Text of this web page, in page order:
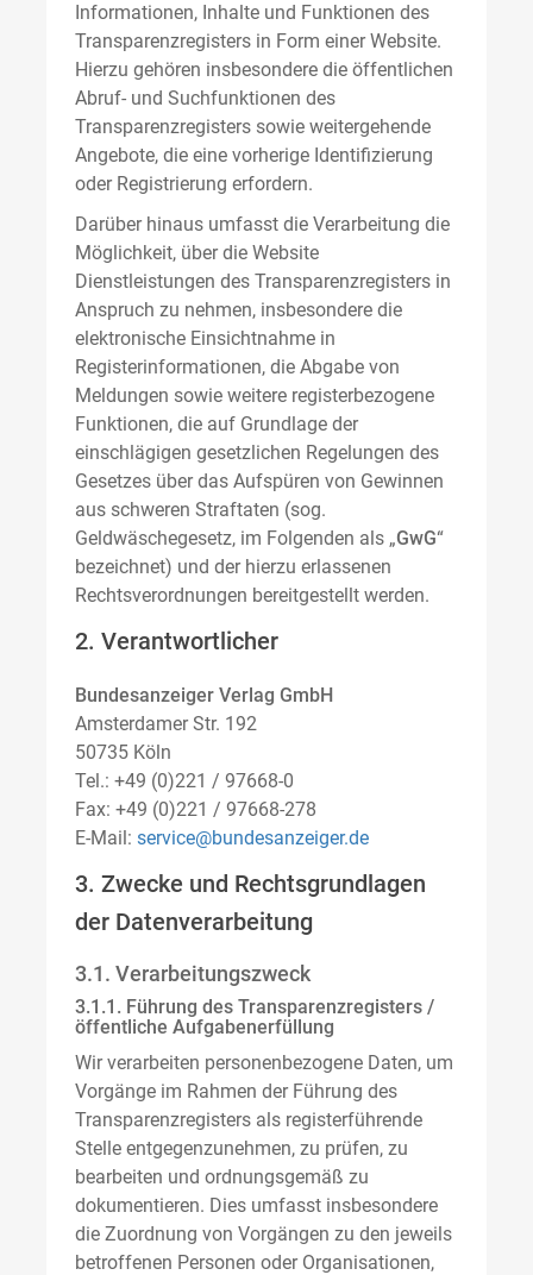
Informationen, Inhalte und Funktionen des
Transparenzregisters in Form einer Website.
Hierzu gehören insbesondere die öffentlichen
Abruf- und Suchfunktionen des
Transparenzregisters sowie weitergehende
Angebote, die eine vorherige Identifizierung
oder Registrierung erfordern.
Darüber hinaus umfasst die Verarbeitung die
Möglichkeit, über die Website
Dienstleistungen des Transparenzregisters in
Anspruch zu nehmen, insbesondere die
elektronische Einsichtnahme in
Registerinformationen, die Abgabe von
Meldungen sowie weitere registerbezogene
Funktionen, die auf Grundlage der
einschlägigen gesetzlichen Regelungen des
Gesetzes über das Aufspüren von Gewinnen
aus schweren Straftaten (sog.
Geldwäschegesetz, im Folgenden als „GwG“
bezeichnet) und der hierzu erlassenen
Rechtsverordnungen bereitgestellt werden.
2. Verantwortlicher
Bundesanzeiger Verlag GmbH
Amsterdamer Str. 192
50735 Köln
Tel.: +49 (0)221 / 97668-0
Fax: +49 (0)221 / 97668-278
E-Mail: service@bundesanzeiger.de
3. Zwecke und Rechtsgrundlagen
der Datenverarbeitung
3.1. Verarbeitungszweck
3.1.1. Führung des Transparenzregisters /
öffentliche Aufgabenerfüllung
Wir verarbeiten personenbezogene Daten, um
Vorgänge im Rahmen der Führung des
Transparenzregisters als registerführende
Stelle entgegenzunehmen, zu prüfen, zu
bearbeiten und ordnungsgemäß zu
dokumentieren. Dies umfasst insbesondere
die Zuordnung von Vorgängen zu den jeweils
betroffenen Personen oder Organisationen,